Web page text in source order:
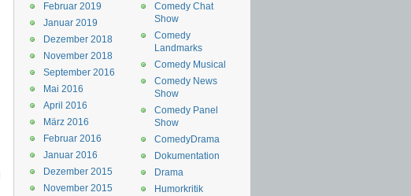
Comedy Chat
Show
Comedy
Landmarks
Comedy Musical
Comedy News
Show
Comedy Panel
Show
ComedyDrama
Dokumentation
Drama
Humorkritik
Februar 2019
Januar 2019
Dezember 2018
November 2018
September 2016
Mai 2016
April 2016
März 2016
Februar 2016
Januar 2016
Dezember 2015
November 2015